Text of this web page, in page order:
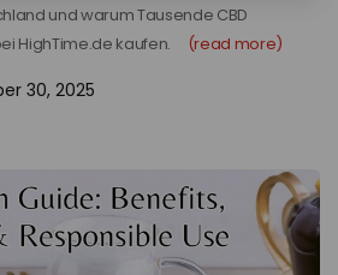
und warum Tausende CBD
HighTime.de kaufen.
(read more)
30, 2025